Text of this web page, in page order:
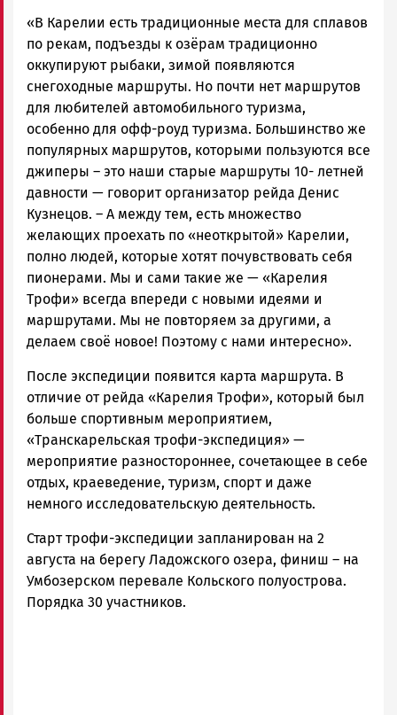
«В Карелии есть традиционные места для сплавов
по рекам, подъезды к озёрам традиционно
оккупируют рыбаки, зимой появляются
снегоходные маршруты. Но почти нет маршрутов
для любителей автомобильного туризма,
особенно для офф-роуд туризма. Большинство же
популярных маршрутов, которыми пользуются все
джиперы – это наши старые маршруты 10- летней
давности — говорит организатор рейда Денис
Кузнецов. – А между тем, есть множество
желающих проехать по «неоткрытой» Карелии,
полно людей, которые хотят почувствовать себя
пионерами. Мы и сами такие же — «Карелия
Трофи» всегда впереди с новыми идеями и
маршрутами. Мы не повторяем за другими, а
делаем своё новое! Поэтому с нами интересно».
После экспедиции появится карта маршрута. В
отличие от рейда «Карелия Трофи», который был
больше спортивным мероприятием,
«Транскарельская трофи-экспедиция» —
мероприятие разностороннее, сочетающее в себе
отдых, краеведение, туризм, спорт и даже
немного исследовательскую деятельность.
Старт трофи-экспедиции запланирован на 2
августа на берегу Ладожского озера, финиш – на
Умбозерском перевале Кольского полуострова.
Порядка 30 участников.